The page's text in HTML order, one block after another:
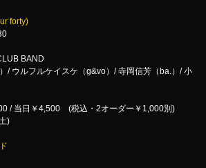
forty)
BAND
/ ウルフルケイスケ（g&vo）/ 寺岡信芳（ba.）/ 小
/ 当日￥4,500 (税込・2オーダー￥1,000別)
)